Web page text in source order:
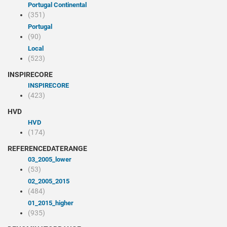
Portugal Continental
(351)
Portugal
(90)
Local
(523)
INSPIRECORE
INSPIRECORE
(423)
HVD
HVD
(174)
REFERENCEDATERANGE
03_2005_lower
(53)
02_2005_2015
(484)
01_2015_higher
(935)